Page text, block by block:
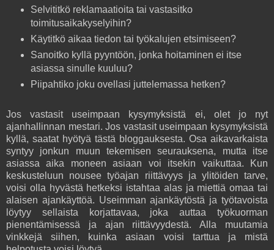
Selvititkö reklamaatioita tai vastasitko
toimitusaikakyselyihin?
Käytitkö aikaa tiedon tai työkalujen etsimiseen?
Sanoitko kyllä pyyntöön, jonka hoitaminen ei itse
asiassa sinulle kuuluu?
Piipahtiko joku ovellasi juttelemassa hetken?
Jos vastasit useimpaan kysymyksistä ei, olet jo nyt
ajanhallinnan mestari. Jos vastasit useimpaan kysymyksistä
kyllä, saatat hyötyä tästä bloggauksesta. Osa aikavarkaista
syntyy jonkun muun tekemisen seurauksena, mutta itse
asiassa aika moneen asiaan voi itsekin vaikuttaa. Kun
keskusteluun nousee työajan riittävyys ja ylitöiden tarve,
voisi olla hyvästä hetkeksi istahtaa alas ja miettiä omaa tai
alaisen ajankäyttöä. Useimman ajankäytöstä ja työtavoista
löytyy sellaista korjattavaa, joka auttaa työkuorman
pienentämisessä ja ajan riittävyydestä. Alla muutamia
vinkkejä siihen, kuinka asiaan voisi tarttua ja mistä